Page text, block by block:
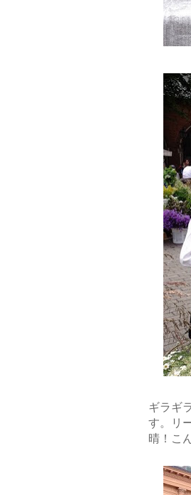
ギラギ
す。リ
晴！こ